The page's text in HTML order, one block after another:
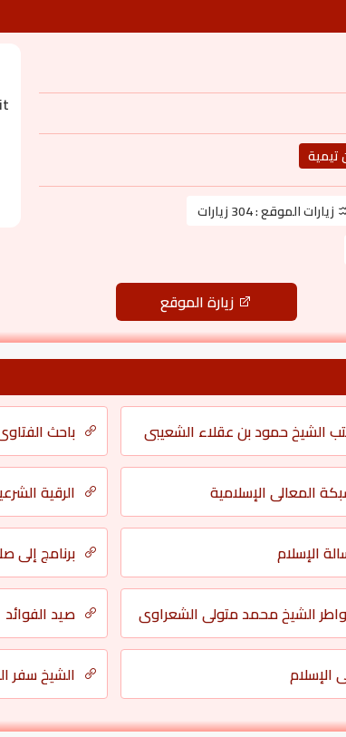
تيمية
زيارات الموقع :304 زيارات
زيارة الموقع
الشيخ حمود بن عقلاء الشعيبي باحث
المعالي الإسلامية الرقية
الإسلام برنامج إلى
الشيخ محمد متولى الشعراوي صيد الفوائد
الإسلام الشيخ سفر